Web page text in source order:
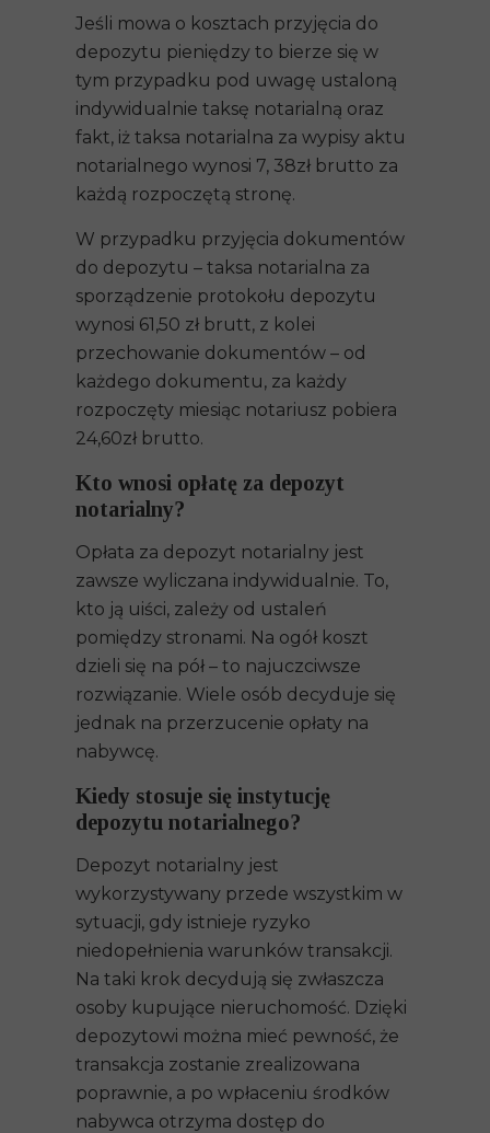
Jeśli mowa o kosztach przyjęcia do
depozytu pieniędzy to bierze się w
tym przypadku pod uwagę ustaloną
indywidualnie taksę notarialną oraz
fakt, iż taksa notarialna za wypisy aktu
notarialnego wynosi 7, 38zł brutto za
każdą rozpoczętą stronę.
W przypadku przyjęcia dokumentów
do depozytu – taksa notarialna za
sporządzenie protokołu depozytu
wynosi 61,50 zł brutt, z kolei
przechowanie dokumentów – od
każdego dokumentu, za każdy
rozpoczęty miesiąc notariusz pobiera
24,60zł brutto.
Kto wnosi opłatę za depozyt
notarialny?
Opłata za depozyt notarialny jest
zawsze wyliczana indywidualnie. To,
kto ją uiści, zależy od ustaleń
pomiędzy stronami. Na ogół koszt
dzieli się na pół – to najuczciwsze
rozwiązanie. Wiele osób decyduje się
jednak na przerzucenie opłaty na
nabywcę.
Kiedy stosuje się instytucję
depozytu notarialnego?
Depozyt notarialny jest
wykorzystywany przede wszystkim w
sytuacji, gdy istnieje ryzyko
niedopełnienia warunków transakcji.
Na taki krok decydują się zwłaszcza
osoby kupujące nieruchomość. Dzięki
depozytowi można mieć pewność, że
transakcja zostanie zrealizowana
poprawnie, a po wpłaceniu środków
nabywca otrzyma dostęp do